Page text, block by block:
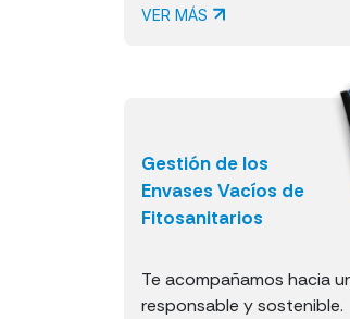
VER MÁS
Gestión de los
Envases Vacíos de
Fitosanitarios
Te acompañamos hacia
responsable y sostenible.